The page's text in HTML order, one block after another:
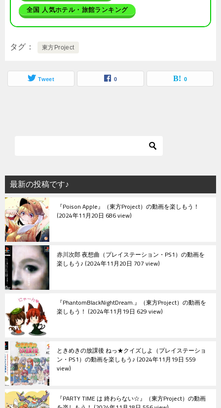
全国 人気ホテル・旅館ランキング
タグ 東方Project
Tweet 0 0
最新の投稿です♪
『Poison Apple』（東方Project）の動画を楽しもう！
2024年11月20日 686 view
赤川次郎 夜想曲（プレイステーション・PS1）の動画を
楽しもう♪ 2024年11月20日 707 view
『PhantomBlackNightDream.』（東方Project）の動画を
楽しもう！ 2024年11月19日 629 view
ときめきの放課後 ねっ★クイズしよ（プレイステーショ
ン・PS1）の動画を楽しもう♪ 2024年11月19日 559
view
『PARTY TIME は 終わらない☆』（東方Project）の動画